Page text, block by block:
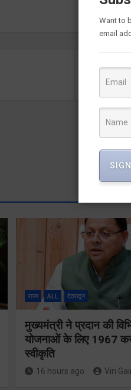
राज्य ALL देहरादून
मुख्यमंत्री ने प्रदान की
योजनाओं के लिए 1967
स्वीकृति
16 hours ago Viri
Want to
email